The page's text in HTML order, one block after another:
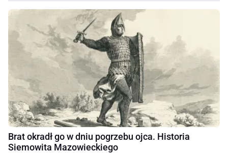
Brat okradł go w dniu pogrzebu ojca. Historia
Siemowita Mazowieckiego